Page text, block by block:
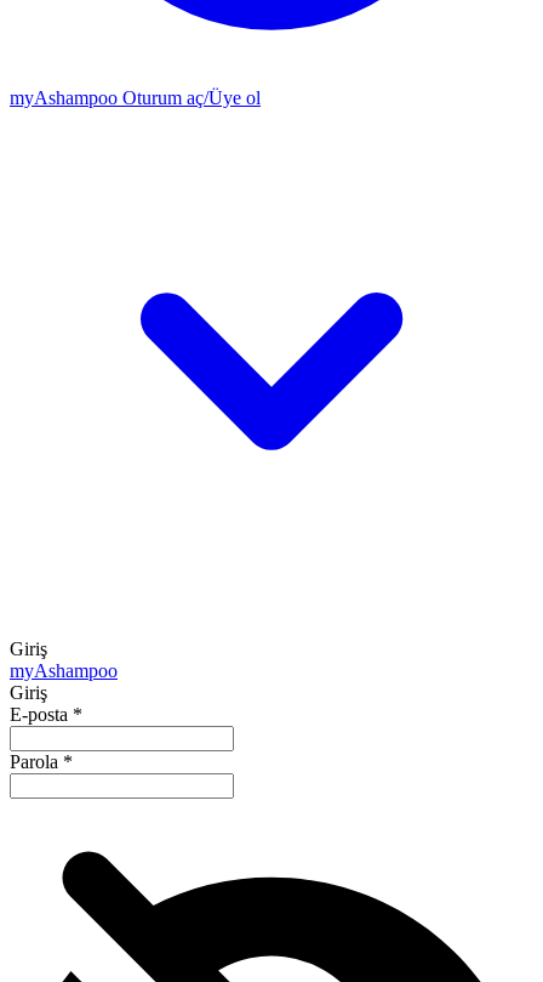
myAshampoo Oturum aç/Üye ol
Giriş
myAshampoo
Giriş
E-posta *
Parola *